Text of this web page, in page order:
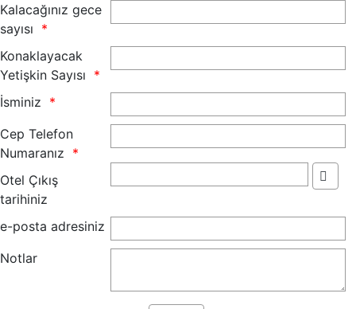
Kalacağınız gece
sayısı
Konaklayacak
Yetişkin Sayısı
İsminiz
Cep Telefon
Numaranız
Otel Çıkış
tarihiniz
e-posta adresiniz
Notlar